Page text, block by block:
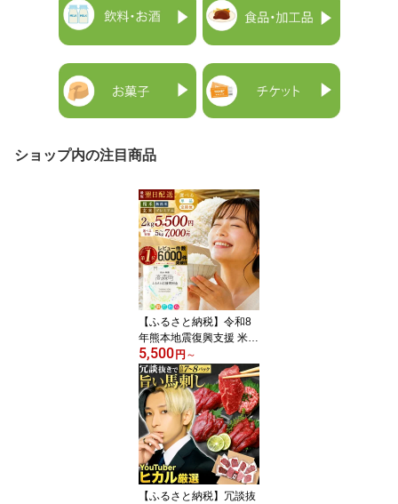
ショップ内の注目商品
【ふるさと納税】令和8
年熊本地震復興支援 米
お米 最短翌日配送 高評
価★4.33 令和7年産 阿蘇
だわら 選べる 容量 回数 (
2kg～20kg / 無洗米・精
米・玄米・プレミアム / 1
～12回 ) TVで紹介 話題
最強配送 R7 熊本県 高森
町 白米 ブレンド米 2kg 5
kg 10kg 15kg 20kg
5,500 円 ～
【ふるさと納税】冗談抜